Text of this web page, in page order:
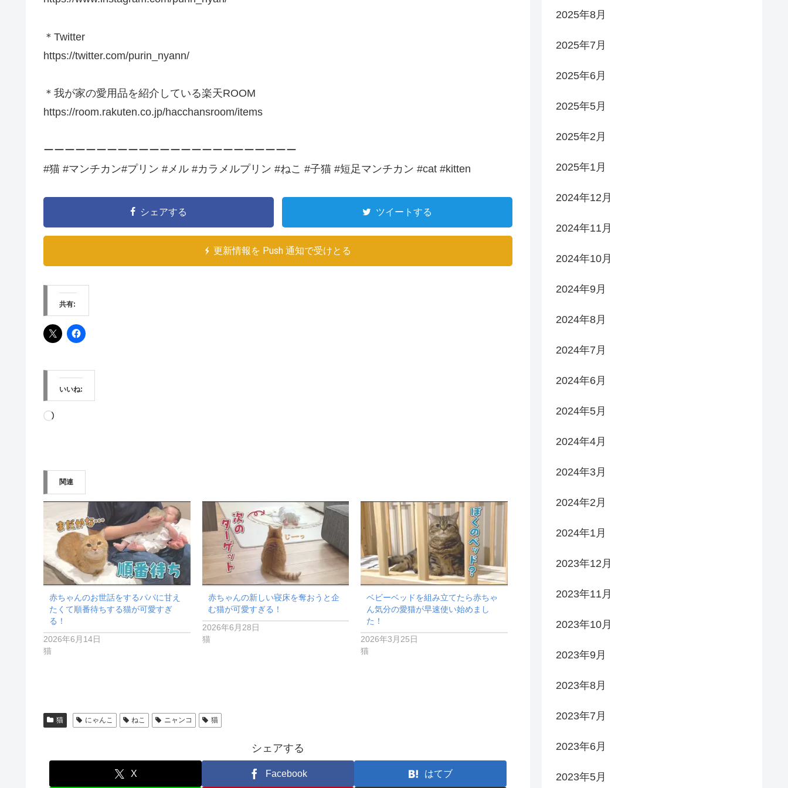
＊Twitter
https://twitter.com/purin_nyann/
＊我が家の愛用品を紹介している楽天ROOM
https://room.rakuten.co.jp/hacchansroom/items
ーーーーーーーーーーーーーーーーーーーーーーーー
#猫 #マンチカン#プリン #メル #カラメルプリン #ねこ #子猫 #短足マンチカン #cat #kitten
シェアする ツイートする
更新情報を Push 通知で受けとる
共有:
いいね:
読
み
中…
関連
赤ちゃんのお世話をするパパに甘え
たくて順番待ちする猫が可愛すぎ
る！
2026年6月14日
猫
赤ちゃんの新しい寝床を奪おうと企
む猫が可愛すぎる！
2026年6月28日
猫
ベビーベッドを組み立てたら赤ちゃ
ん気分の愛猫が早速使い始めまし
た！
2026年3月25日
猫
猫 にゃんこ ねこ ニャンコ 猫
シェアする
X Facebook はてブ
2025年8月
2025年7月
2025年6月
2025年5月
2025年2月
2025年1月
2024年12月
2024年11月
2024年10月
2024年9月
2024年8月
2024年7月
2024年6月
2024年5月
2024年4月
2024年3月
2024年2月
2024年1月
2023年12月
2023年11月
2023年10月
2023年9月
2023年8月
2023年7月
2023年6月
2023年5月